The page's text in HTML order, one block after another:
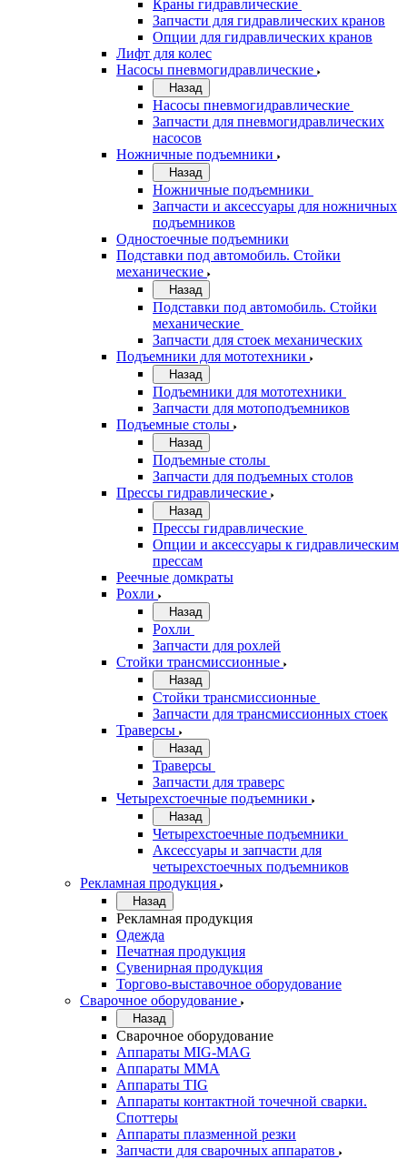
Краны гидравлические
Запчасти для гидравлических кранов
Опции для гидравлических кранов
Лифт для колес
Насосы пневмогидравлические
Назад
Насосы пневмогидравлические
Запчасти для пневмогидравлических
насосов
Ножничные подъемники
Назад
Ножничные подъемники
Запчасти и аксессуары для ножничных
подъемников
Одностоечные подъемники
Подставки под автомобиль. Стойки
механические
Назад
Подставки под автомобиль. Стойки
механические
Запчасти для стоек механических
Подъемники для мототехники
Назад
Подъемники для мототехники
Запчасти для мотоподъемников
Подъемные столы
Назад
Подъемные столы
Запчасти для подъемных столов
Прессы гидравлические
Назад
Прессы гидравлические
Опции и аксессуары к гидравлическим
прессам
Реечные домкраты
Рохли
Назад
Рохли
Запчасти для рохлей
Стойки трансмиссионные
Назад
Стойки трансмиссионные
Запчасти для трансмиссионных стоек
Траверсы
Назад
Траверсы
Запчасти для траверс
Четырехстоечные подъемники
Назад
Четырехстоечные подъемники
Аксессуары и запчасти для
четырехстоечных подъемников
Рекламная продукция
Назад
Рекламная продукция
Одежда
Печатная продукция
Сувенирная продукция
Торгово-выставочное оборудование
Сварочное оборудование
Назад
Сварочное оборудование
Аппараты MIG-MAG
Аппараты MMA
Аппараты TIG
Аппараты контактной точечной сварки.
Споттеры
Аппараты плазменной резки
Запчасти для сварочных аппаратов